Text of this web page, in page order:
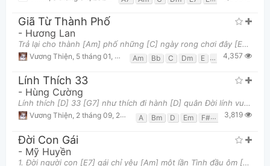
Giã Từ Thành Phố
- Hương Lan
Trả lại cho thành [Am] phố những [C] ngày rong chơi đây [E7] đó [Am] Trả lại người [Dm] tình nhiều
Vương Thiện 5 tháng 01, 2018 lúc 01:32pm Am Bb C Dm E E7 Em7 F
4,357
Lính Thích 33
- Hùng Cường
Lính thích [D] 33 [G7] như thích đi hành [D] quân Đời lính vui buồn ai nào [Bm] biết [A] Theo ngà
Vương Thiện, 2 tháng 09, 2017 lúc 09:01am A Bm D Em F#m G G7
3,819
Đời Con Gái
- Mỹ Huyền
1. Đời người con [E7] gái chỉ yêu [Am] một lần Tình đầu ôm [A7] ấp thương nhớ [Dm] bâng khuâng Đã